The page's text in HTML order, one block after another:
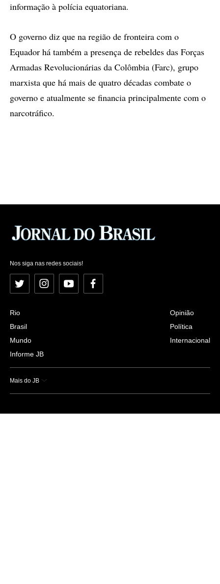
informação à polícia equatoriana.
O governo diz que na região de fronteira com o
Equador há também a presença de rebeldes das Forças
Armadas Revolucionárias da Colômbia (Farc), grupo
marxista que há mais de quatro décadas combate o
governo e atualmente se financia principalmente com o
narcotráfico.
Nos siga nas redes sociais!
Twitter InstagramYouTubeFacebook
Rio
Brasil
Mundo
Informe JB
Opinião
Política
Internacional
Mais do JB
Esportes